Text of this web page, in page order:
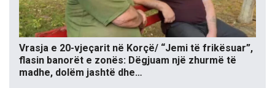
Vrasja e 20-vjeçarit në Korçë/ “Jemi të frikësuar”,
flasin banorët e zonës: Dëgjuam një zhurmë të
madhe, dolëm jashtë dhe…